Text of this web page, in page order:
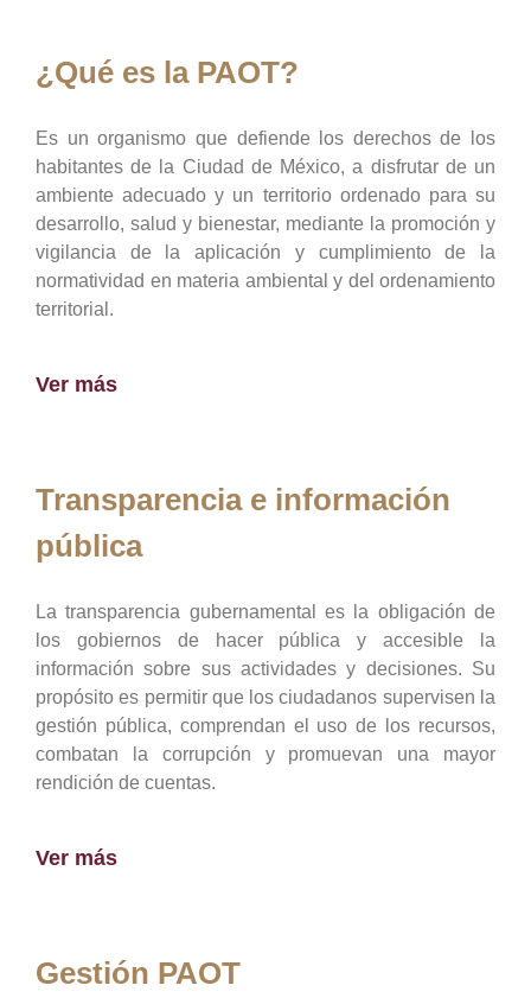
¿Qué es la PAOT?
Es un organismo que defiende los derechos de los
habitantes de la Ciudad de México, a disfrutar de un
ambiente adecuado y un territorio ordenado para su
desarrollo, salud y bienestar, mediante la promoción y
vigilancia de la aplicación y cumplimiento de la
normatividad en materia ambiental y del ordenamiento
territorial.
Ver más
Transparencia e información
pública
La transparencia gubernamental es la obligación de
los gobiernos de hacer pública y accesible la
información sobre sus actividades y decisiones. Su
propósito es permitir que los ciudadanos supervisen la
gestión pública, comprendan el uso de los recursos,
combatan la corrupción y promuevan una mayor
rendición de cuentas.
Ver más
Gestión PAOT